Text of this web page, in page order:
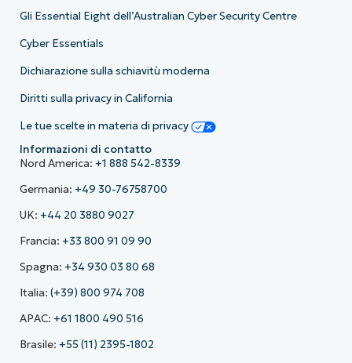
Gli Essential Eight dell’Australian Cyber Security Centre
Cyber Essentials
Dichiarazione sulla schiavitù moderna
Diritti sulla privacy in California
Le tue scelte in materia di privacy
Informazioni di contatto
Nord America: +1 888 542-8339
Germania: +49 30-76758700
UK: +44 20 3880 9027
Francia: +33 800 91 09 90
Spagna: +34 930 03 80 68
Italia: (+39) 800 974 708
APAC: +61 1800 490 516
Brasile: +55 (11) 2395-1802